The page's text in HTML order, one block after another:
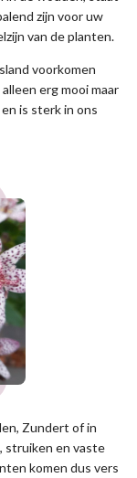
zijn voor uw
van de planten.
voorkomen
erg mooi maar
is sterk in ons
Zundert of in
struiken en vaste
komen dus vers